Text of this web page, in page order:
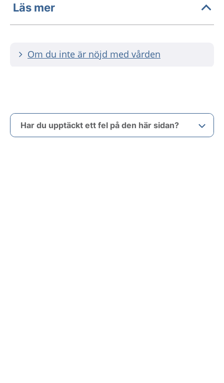
Läs mer
Om du inte är nöjd med vården
Har du upptäckt ett fel på den här sidan?